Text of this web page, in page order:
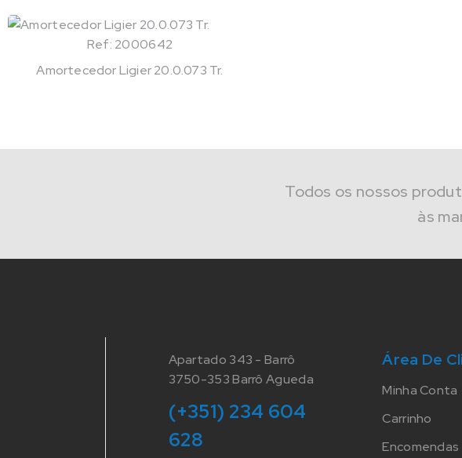
Ref: 2000642
Amortecedor Ligier 20.0.073 Tr.
Todos os nossos
às
Apartado 343 - Barrô
3750-353 Barrô Agueda
(+351) 234 604
628
Área De
Minha Conta
Carrinho
Encomendas